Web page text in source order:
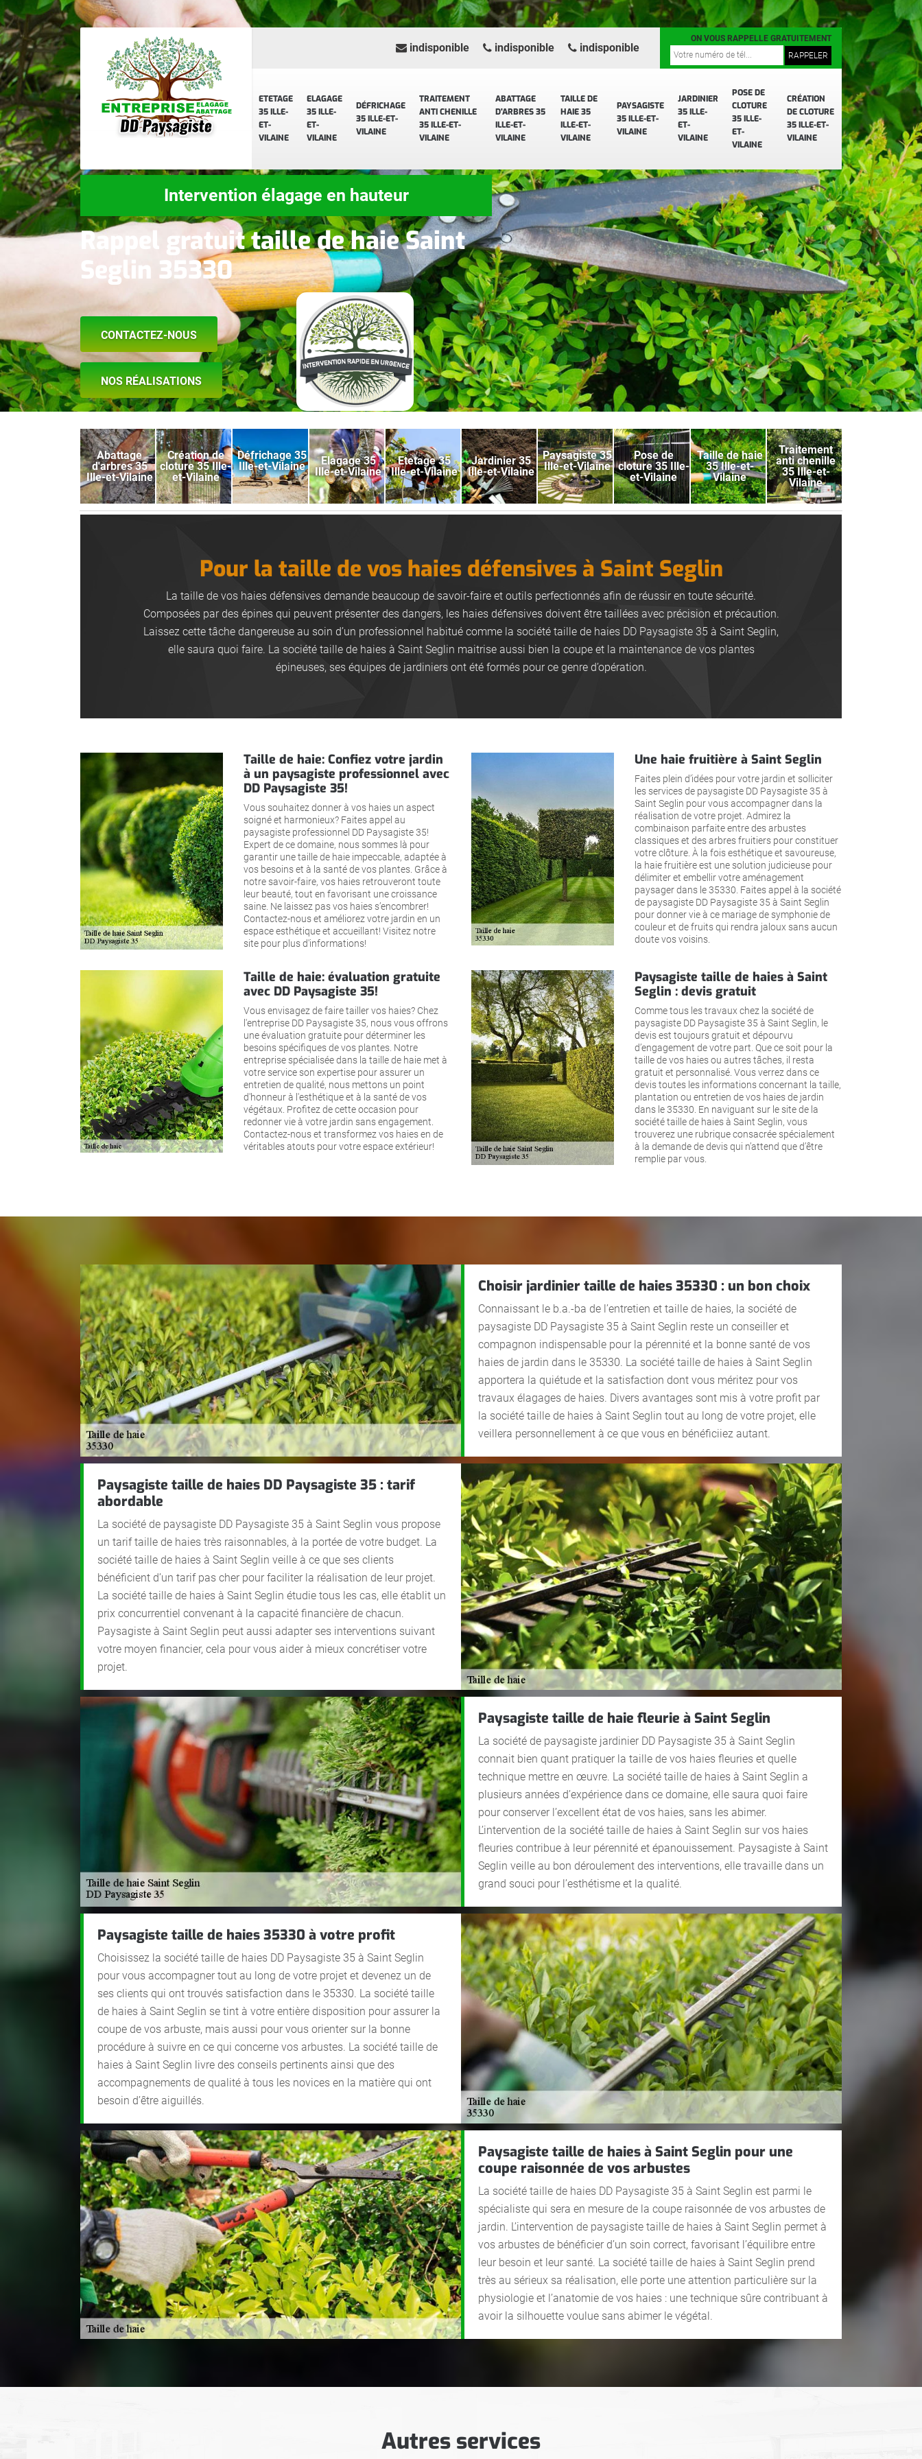
ETETAGE
35 ILLE-
ET-
VILAINE
ELAGAGE
35 ILLE-
ET-
VILAINE
DÉFRICHAGE
35 ILLE-ET-
VILAINE
TRAITEMENT
ANTI CHENILLE
35 ILLE-ET-
VILAINE
ABATTAGE
D'ARBRES 35
ILLE-ET-
VILAINE
TAILLE DE
HAIE 35
ILLE-ET-
VILAINE
PAYSAGISTE
35 ILLE-ET-
VILAINE
JARDINIER
35 ILLE-
ET-
VILAINE
POSE DE
CLOTURE
35 ILLE-
ET-
VILAINE
CRÉATION
DE CLOTURE
35 ILLE-ET-
VILAINE
indisponible indisponible indisponible
ON VOUS RAPPELLE GRATUITEMENT
Intervention élagage en hauteur
Rappel gratuit taille de haie Saint
Seglin 35330
CONTACTEZ-NOUS
NOS RÉALISATIONS
Abattage
d'arbres 35
Ille-et-Vilaine
Création de
cloture 35 Ille-
et-Vilaine
Défrichage 35
Ille-et-Vilaine
Elagage 35
Ille-et-Vilaine
Etetage 35
Ille-et-Vilaine
Jardinier 35
Ille-et-Vilaine
Paysagiste 35
Ille-et-Vilaine
Pose de
cloture 35 Ille-
et-Vilaine
Taille de haie
35 Ille-et-
Vilaine
Traitement
anti chenille
35 Ille-et-
Vilaine
Pour la taille de vos haies défensives à Saint Seglin
La taille de vos haies défensives demande beaucoup de savoir-faire et outils perfectionnés afin de réussir en toute sécurité.
Composées par des épines qui peuvent présenter des dangers, les haies défensives doivent être taillées avec précision et précaution.
Laissez cette tâche dangereuse au soin d’un professionnel habitué comme la société taille de haies DD Paysagiste 35 à Saint Seglin,
elle saura quoi faire. La société taille de haies à Saint Seglin maitrise aussi bien la coupe et la maintenance de vos plantes
épineuses, ses équipes de jardiniers ont été formés pour ce genre d’opération.
Taille de haie: Confiez votre jardin
à un paysagiste professionnel avec
DD Paysagiste 35!
Vous souhaitez donner à vos haies un aspect
soigné et harmonieux? Faites appel au
paysagiste professionnel DD Paysagiste 35!
Expert de ce domaine, nous sommes là pour
garantir une taille de haie impeccable, adaptée à
vos besoins et à la santé de vos plantes. Grâce à
notre savoir-faire, vos haies retrouveront toute
leur beauté, tout en favorisant une croissance
saine. Ne laissez pas vos haies s’encombrer!
Contactez-nous et améliorez votre jardin en un
espace esthétique et accueillant! Visitez notre
site pour plus d'informations!
Une haie fruitière à Saint Seglin
Faites plein d’idées pour votre jardin et solliciter
les services de paysagiste DD Paysagiste 35 à
Saint Seglin pour vous accompagner dans la
réalisation de votre projet. Admirez la
combinaison parfaite entre des arbustes
classiques et des arbres fruitiers pour constituer
votre clôture. À la fois esthétique et savoureuse,
la haie fruitière est une solution judicieuse pour
délimiter et embellir votre aménagement
paysager dans le 35330. Faites appel à la société
de paysagiste DD Paysagiste 35 à Saint Seglin
pour donner vie à ce mariage de symphonie de
couleur et de fruits qui rendra jaloux sans aucun
doute vos voisins.
Taille de haie: évaluation gratuite
avec DD Paysagiste 35!
Vous envisagez de faire tailler vos haies? Chez
l'entreprise DD Paysagiste 35, nous vous offrons
une évaluation gratuite pour déterminer les
besoins spécifiques de vos plantes. Notre
entreprise spécialisée dans la taille de haie met à
votre service son expertise pour assurer un
entretien de qualité, nous mettons un point
d'honneur à l'esthétique et à la santé de vos
végétaux. Profitez de cette occasion pour
redonner vie à votre jardin sans engagement.
Contactez-nous et transformez vos haies en de
véritables atouts pour votre espace extérieur!
Paysagiste taille de haies à Saint
Seglin : devis gratuit
Comme tous les travaux chez la société de
paysagiste DD Paysagiste 35 à Saint Seglin, le
devis est toujours gratuit et dépourvu
d’engagement de votre part. Que ce soit pour la
taille de vos haies ou autres tâches, il resta
gratuit et personnalisé. Vous verrez dans ce
devis toutes les informations concernant la taille,
plantation ou entretien de vos haies de jardin
dans le 35330. En naviguant sur le site de la
société taille de haies à Saint Seglin, vous
trouverez une rubrique consacrée spécialement
à la demande de devis qui n’attend que d’être
remplie par vous.
Choisir jardinier taille de haies 35330 : un bon choix
Connaissant le b.a.-ba de l’entretien et taille de haies, la société de
paysagiste DD Paysagiste 35 à Saint Seglin reste un conseiller et
compagnon indispensable pour la pérennité et la bonne santé de vos
haies de jardin dans le 35330. La société taille de haies à Saint Seglin
apportera la quiétude et la satisfaction dont vous méritez pour vos
travaux élagages de haies. Divers avantages sont mis à votre profit par
la société taille de haies à Saint Seglin tout au long de votre projet, elle
veillera personnellement à ce que vous en bénéficiiez autant.
Paysagiste taille de haies DD Paysagiste 35 : tarif
abordable
La société de paysagiste DD Paysagiste 35 à Saint Seglin vous propose
un tarif taille de haies très raisonnables, à la portée de votre budget. La
société taille de haies à Saint Seglin veille à ce que ses clients
bénéficient d’un tarif pas cher pour faciliter la réalisation de leur projet.
La société taille de haies à Saint Seglin étudie tous les cas, elle établit un
prix concurrentiel convenant à la capacité financière de chacun.
Paysagiste à Saint Seglin peut aussi adapter ses interventions suivant
votre moyen financier, cela pour vous aider à mieux concrétiser votre
projet.
Paysagiste taille de haie fleurie à Saint Seglin
La société de paysagiste jardinier DD Paysagiste 35 à Saint Seglin
connait bien quant pratiquer la taille de vos haies fleuries et quelle
technique mettre en œuvre. La société taille de haies à Saint Seglin a
plusieurs années d’expérience dans ce domaine, elle saura quoi faire
pour conserver l’excellent état de vos haies, sans les abimer.
L’intervention de la société taille de haies à Saint Seglin sur vos haies
fleuries contribue à leur pérennité et épanouissement. Paysagiste à Saint
Seglin veille au bon déroulement des interventions, elle travaille dans un
grand souci pour l’esthétisme et la qualité.
Paysagiste taille de haies 35330 à votre profit
Choisissez la société taille de haies DD Paysagiste 35 à Saint Seglin
pour vous accompagner tout au long de votre projet et devenez un de
ses clients qui ont trouvés satisfaction dans le 35330. La société taille
de haies à Saint Seglin se tint à votre entière disposition pour assurer la
coupe de vos arbuste, mais aussi pour vous orienter sur la bonne
procédure à suivre en ce qui concerne vos arbustes. La société taille de
haies à Saint Seglin livre des conseils pertinents ainsi que des
accompagnements de qualité à tous les novices en la matière qui ont
besoin d’être aiguillés.
Paysagiste taille de haies à Saint Seglin pour une
coupe raisonnée de vos arbustes
La société taille de haies DD Paysagiste 35 à Saint Seglin est parmi le
spécialiste qui sera en mesure de la coupe raisonnée de vos arbustes de
jardin. L’intervention de paysagiste taille de haies à Saint Seglin permet à
vos arbustes de bénéficier d’un soin correct, favorisant l’équilibre entre
leur besoin et leur santé. La société taille de haies à Saint Seglin prend
très au sérieux sa réalisation, elle porte une attention particulière sur la
physiologie et l’anatomie de vos haies : une technique sûre contribuant à
avoir la silhouette voulue sans abimer le végétal.
Autres services